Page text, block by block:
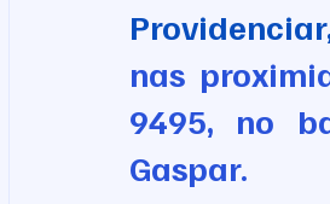
nas
9495, no
Gaspar.